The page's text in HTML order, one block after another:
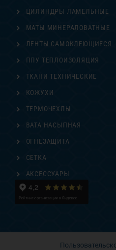
ЦИЛИНДРЫ ЛАМЕЛЬНЫЕ
МАТЫ МИНЕРАЛОВАТНЫЕ
ЛЕНТЫ САМОКЛЕЮЩИЕСЯ
ППУ ТЕПЛОИЗОЛЯЦИЯ
ТКАНИ ТЕХНИЧЕСКИЕ
КОЖУХИ
ТЕРМОЧЕХЛЫ
ВАТА НАСЫПНАЯ
ОГНЕЗАЩИТА
СЕТКА
АКСЕССУАРЫ